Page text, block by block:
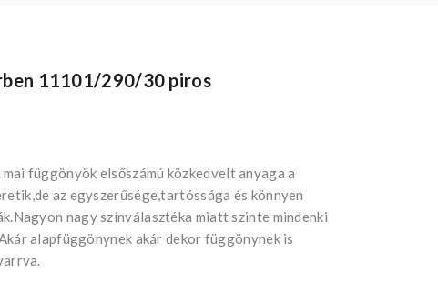
11101/290/30 piros
függönyök elsőszámú közkedvelt anyaga a
az egyszerűsége,tartóssága és könnyen
nagy színválasztéka miatt szinte mindenki
alapfüggönynek akár dekor függönynek is